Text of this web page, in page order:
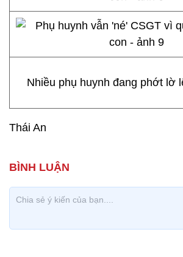
Nhiều phụ huynh đang phớt lờ
Thái An